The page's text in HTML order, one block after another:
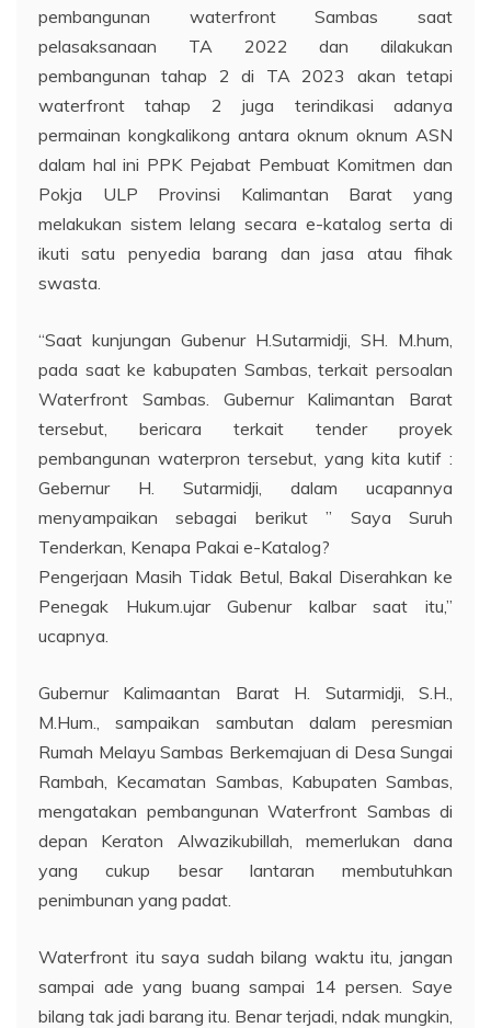
pembangunan waterfront Sambas saat
pelasaksanaan TA 2022 dan dilakukan
pembangunan tahap 2 di TA 2023 akan tetapi
waterfront tahap 2 juga terindikasi adanya
permainan kongkalikong antara oknum oknum ASN
dalam hal ini PPK Pejabat Pembuat Komitmen dan
Pokja ULP Provinsi Kalimantan Barat yang
melakukan sistem lelang secara e-katalog serta di
ikuti satu penyedia barang dan jasa atau fihak
swasta.
“Saat kunjungan Gubenur H.Sutarmidji, SH. M.hum,
pada saat ke kabupaten Sambas, terkait persoalan
Waterfront Sambas. Gubernur Kalimantan Barat
tersebut, bericara terkait tender proyek
pembangunan waterpron tersebut, yang kita kutif :
Gebernur H. Sutarmidji, dalam ucapannya
menyampaikan sebagai berikut ” Saya Suruh
Tenderkan, Kenapa Pakai e-Katalog?
Pengerjaan Masih Tidak Betul, Bakal Diserahkan ke
Penegak Hukum.ujar Gubenur kalbar saat itu,”
ucapnya.
Gubernur Kalimaantan Barat H. Sutarmidji, S.H.,
M.Hum., sampaikan sambutan dalam peresmian
Rumah Melayu Sambas Berkemajuan di Desa Sungai
Rambah, Kecamatan Sambas, Kabupaten Sambas,
mengatakan pembangunan Waterfront Sambas di
depan Keraton Alwazikubillah, memerlukan dana
yang cukup besar lantaran membutuhkan
penimbunan yang padat.
Waterfront itu saya sudah bilang waktu itu, jangan
sampai ade yang buang sampai 14 persen. Saye
bilang tak jadi barang itu. Benar terjadi, ndak mungkin,